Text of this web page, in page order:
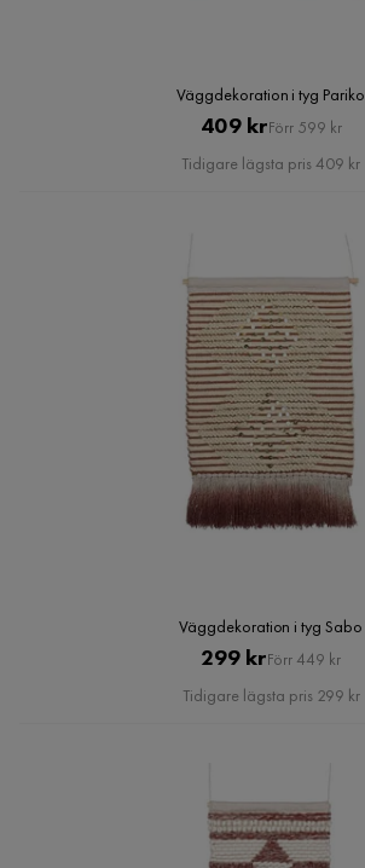
Väggdekoration i tyg Pariko
Pris
409 krOriginal
Pris
Förr 599 kr
Tidigare lägsta pris 409 kr
Väggdekoration i tyg Sabo
Pris
299 krOriginal
Pris
Förr 449 kr
Tidigare lägsta pris 299 kr